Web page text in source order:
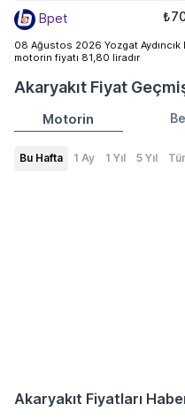
Bpet
08 Ağustos 2026 Yozgat
motorin fiyatı 81,80 liradır
Akaryakıt Fiyat
Motorin
Bu Hafta 1 Ay 1 Yıl 5 Yıl
Akaryakıt Fiyatları